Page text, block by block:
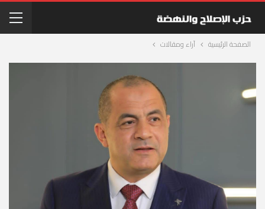
الصفحة الرئيسية آراء ومقالات